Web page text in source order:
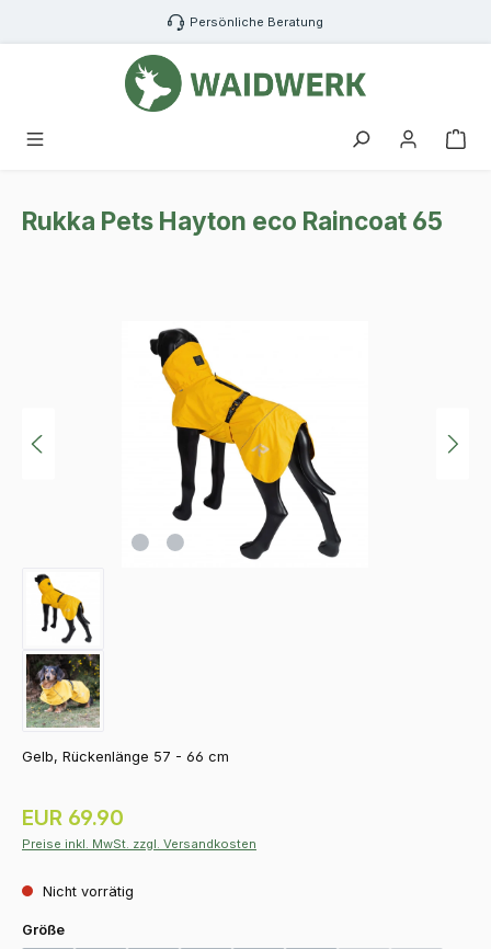
Zum Hauptinhalt springen Persönliche Beratung
Rukka Pets Hayton eco Raincoat 65
Bildergalerie überspringen
Gelb, Rückenlänge 57 - 66 cm
Regulärer Preis:
EUR 69.90
Preise inkl. MwSt. zzgl. Versandkosten
Nicht vorrätig
Größeauswählen